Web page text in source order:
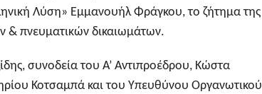
Λύση» Εμμανουήλ Φράγκου, το ζήτημα της
& πνευματικών δικαιωμάτων.
συνοδεία του Α’ Αντιπροέδρου, Κώστα
Κοτσαμπά και του Υπευθύνου Οργανωτικού